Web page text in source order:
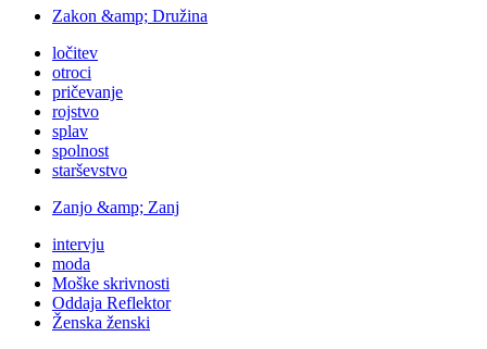
Zakon &amp; Družina
ločitev
otroci
pričevanje
rojstvo
splav
spolnost
starševstvo
Zanjo &amp; Zanj
intervju
moda
Moške skrivnosti
Oddaja Reflektor
Ženska ženski